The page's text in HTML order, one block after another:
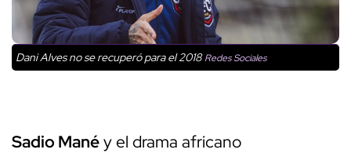
Dani Alves no se recuperó para el 2018Redes Sociales
Sadio Manéy el drama africano